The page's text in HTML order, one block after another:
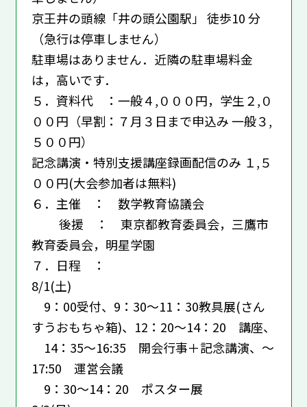
京王井の頭線「井の頭公園駅」 徒歩10 分
（急行は停車しません）
駐車場はありません．近隣の駐車場料金
は，高いです．
５．資料代 ：一般４,０００円，学生２,０
００円（早割：７月３日まで申込み 一般３,
５００円）
記念講演・特別支援講座録画配信のみ １,５
００円(大会参加者は無料)
６．主催 ： 数学教育協議会
後援 ： 東京都教育委員会，三鷹市
教育委員会，明星学園
７．日程 ：
8/1(土)
9：00受付、9：30～11：30教具展(さん
すうおもちゃ箱)、12：20～14：20 講座、
14：35～16:35 開会行事＋記念講演、～
17:50 運営会議
9：30～14：20 ポスター展